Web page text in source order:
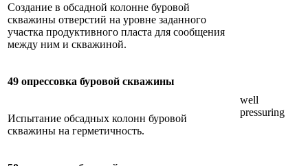
Создание в обсадной колонне буровой
скважины отверстий на уровне заданного
участка продуктивного пласта для сообщения
между ним и скважиной.
49 опрессовка буровой скважины
well
pressuring
Испытание обсадных колонн буровой
скважины на герметичность.